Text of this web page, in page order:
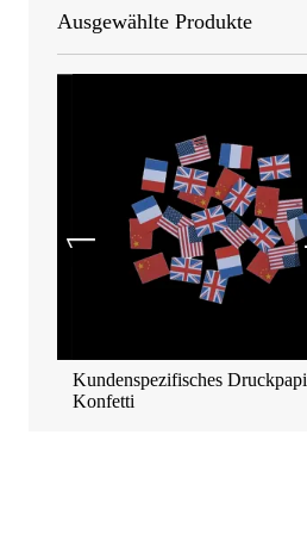
Ausgewählte Produkte
Kundenspezifisches Druckpapier
Konfetti